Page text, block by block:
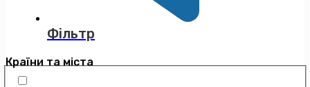
Фільтр
Країни та міста